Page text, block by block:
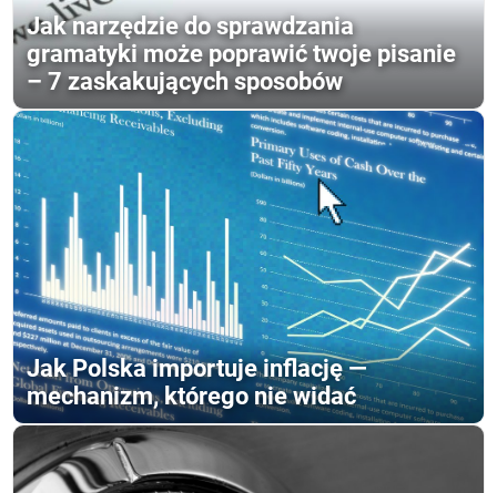
Jak narzędzie do sprawdzania
gramatyki może poprawić twoje pisanie
– 7 zaskakujących sposobów
Jak Polska importuje inflację —
mechanizm, którego nie widać